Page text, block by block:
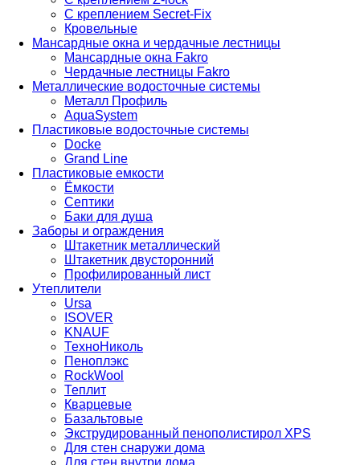
С креплением Secret-Fix
Кровельные
Мансардные окна и чердачные лестницы
Мансардные окна Fakro
Чердачные лестницы Fakro
Металлические водосточные системы
Металл Профиль
AquaSystem
Пластиковые водосточные системы
Docke
Grand Line
Пластиковые емкости
Ёмкости
Септики
Баки для душа
Заборы и ограждения
Штакетник металлический
Штакетник двусторонний
Профилированный лист
Утеплители
Ursa
ISOVER
KNAUF
ТехноНиколь
Пеноплэкс
RockWool
Теплит
Кварцевые
Базальтовые
Экструдированный пенополистирол XPS
Для стен снаружи дома
Для стен внутри дома